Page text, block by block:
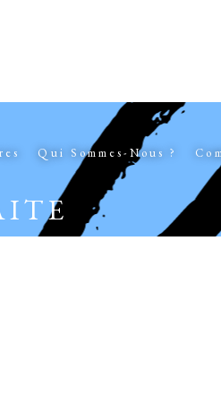
Qui Sommes-Nous ?